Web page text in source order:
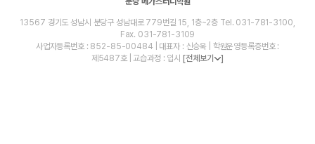
13567 경기도 성남시 분당구 성남대로 779번길 15, 1층~2층 Tel. 031-781-3100,
Fax. 031-781-3109
사업자등록번호 : 852-85-00484 | 대표자 : 신승욱 | 학원운영등록증번호 :
제5487호 | 교습과정 : 입시 [전체보기 ]